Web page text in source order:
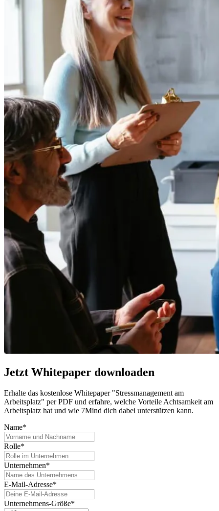
Jetzt Whitepaper downloaden
Erhalte das kostenlose Whitepaper "Stressmanagement am
Arbeitsplatz" per PDF und erfahre, welche Vorteile Achtsamkeit am
Arbeitsplatz hat und wie 7Mind dich dabei unterstützen kann.
Name*
Rolle*
Unternehmen*
E-Mail-Adresse*
Unternehmens-Größe*